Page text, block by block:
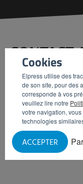
Cookies
Elpress utilise des
de son site, pour des
corresponde à vos
veuillez lire notre
votre navigation,
technologies
ACCEPTER
CONTACT
Souhaitez-vous
engagement
que vous pouvez
Veuillez prendre
PLANIFIER UN